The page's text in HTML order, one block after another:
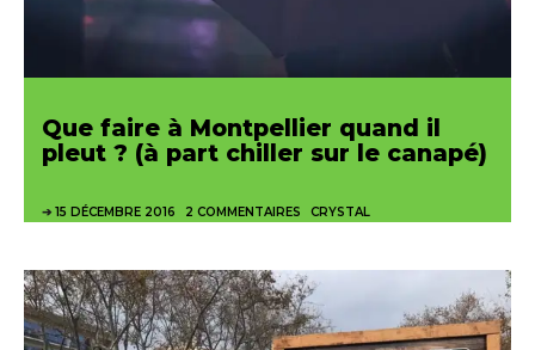
Que faire à Montpellier quand il
pleut ? (à part chiller sur le canapé)
15 DÉCEMBRE 2016 2 COMMENTAIRES CRYSTAL